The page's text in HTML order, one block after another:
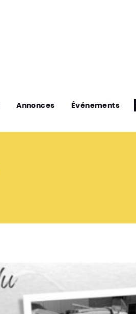
Annonces Événements